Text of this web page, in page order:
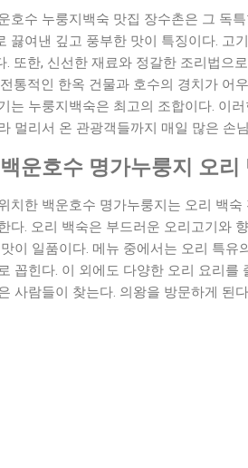
호수 누룽지백숙 맛집 장수촌은 그 독
끓여낸 깊고 풍부한 맛이 특징이다. 고
. 또한, 신선한 재료와 정갈한 조리법으
통적인 한옥 건물과 호수의 경치가 어
는 누룽지백숙은 최고의 조합이다. 이
멀리서 온 관광객들까지 매일 많은 손
운호수 명가누룽지 오
치한 백운호수 명가누룽지는 오리 백
다. 오리 백숙은 부드러운 오리고기와
이 일품이다. 메뉴 중에서는 오리 특
꼽힌다. 이 외에도 다양한 오리 요리
사람들이 찾는다. 의왕을 방문하게 된